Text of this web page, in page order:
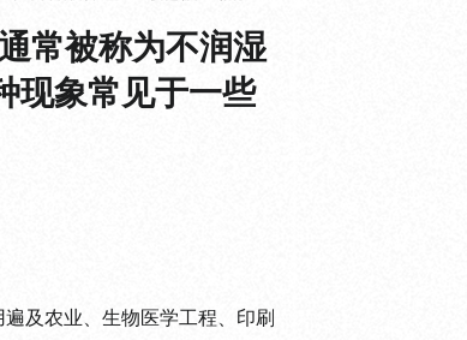
常被称为不润湿
现象常见于一些
及农业、生物医学工程、印刷